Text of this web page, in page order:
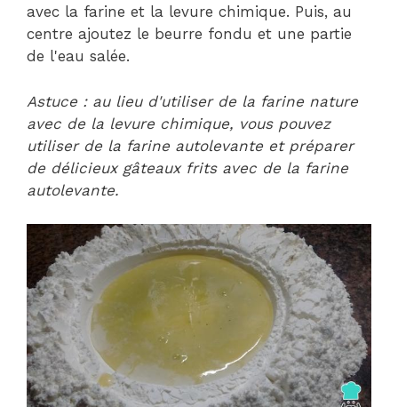
avec la farine et la levure chimique. Puis, au
centre ajoutez le beurre fondu et une partie
de l'eau salée.
Astuce : au lieu d'utiliser de la farine nature
avec de la levure chimique, vous pouvez
utiliser de la farine autolevante et préparer
de délicieux gâteaux frits avec de la farine
autolevante.